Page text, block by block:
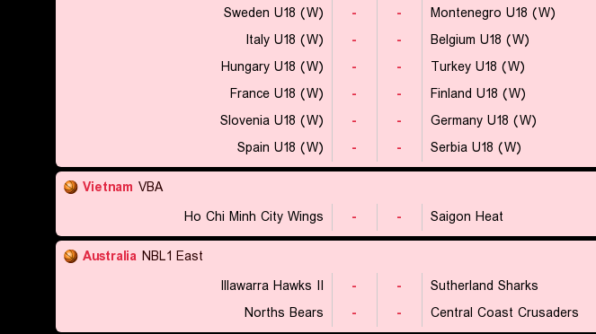
Sweden U18 (W)
- - Montenegro U18 (W)
Italy U18 (W)
- - Belgium U18 (W)
Hungary U18 (W)
- - Turkey U18 (W)
France U18 (W)
- - Finland U18 (W)
Slovenia U18 (W)
- - Germany U18 (W)
Spain U18 (W)
- - Serbia U18 (W)
Vietnam VBA
Ho Chi Minh City Wings
- - Saigon Heat
Australia NBL1 East
Illawarra Hawks II
- - Sutherland Sharks
Norths Bears
- - Central Coast Crusaders